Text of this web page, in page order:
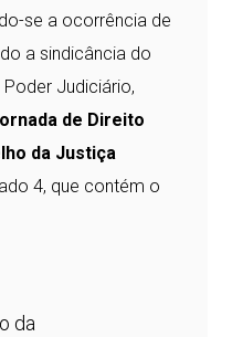
se a ocorrência de
a sindicância do
Judiciário,
de Direito
da Justiça
4, que contém o
da